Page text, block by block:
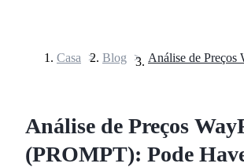
Casa > Blog >
Análise de Preços
(PROMPT): Pode